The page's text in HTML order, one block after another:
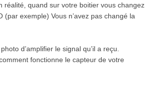
réalité, quand sur votre boitier vous changez
exemple) Vous n’avez pas changé la
d’amplifier le signal qu’il a reçu.
fonctionne le capteur de votre